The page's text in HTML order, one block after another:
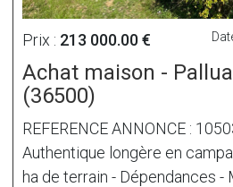
Prix : 213 000.00 €
Achat maison -
(36500)
REFERENCE ANNONCE :
Authentique longère en
ha de terrain - Dépendances -